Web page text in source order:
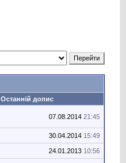
Останній допис
07.08.2014 21:45
30.04.2014 15:49
24.01.2013 10:56